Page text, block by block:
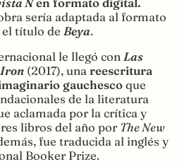
sería adaptada al formato
el título de Beya.
le llegó con Las
(2017), una reescritura
gauchescoque
de la literatura
aclamada por la crítica y
libros del año por The New
fue traducida al inglés y
Booker Prize.